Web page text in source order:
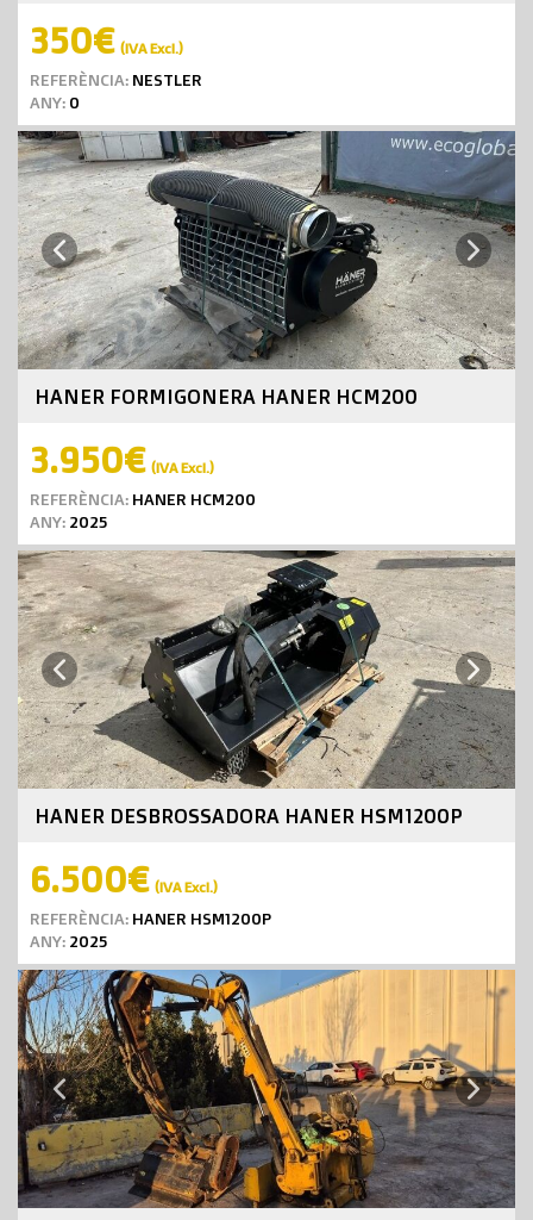
350€ (IVA Excl.)
REFERÈNCIA: NESTLER
ANY: 0
Previous Next
HANER FORMIGONERA HANER HCM200
3.950€ (IVA Excl.)
REFERÈNCIA: HANER HCM200
ANY: 2025
Previous Next
HANER DESBROSSADORA HANER HSM1200P
6.500€ (IVA Excl.)
REFERÈNCIA: HANER HSM1200P
ANY: 2025
Previous Next